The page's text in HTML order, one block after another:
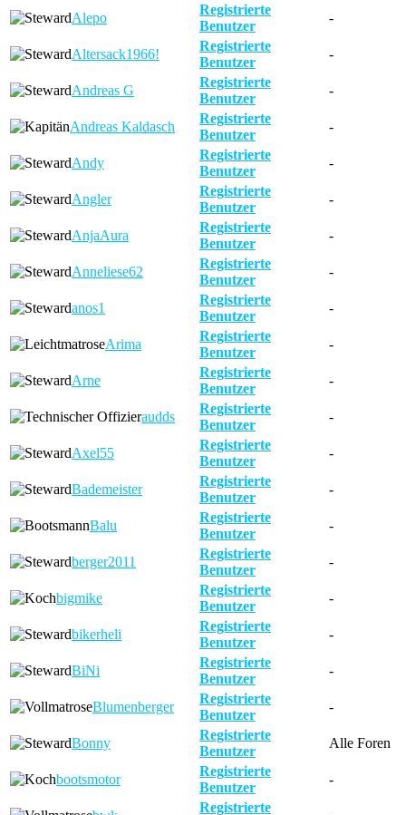
Alepo
Registrierte
Benutzer
-
Altersack1966!
Registrierte
Benutzer
-
Andreas G
Registrierte
Benutzer
-
Andreas Kaldasch
Registrierte
Benutzer
-
Andy
Registrierte
Benutzer
-
Angler
Registrierte
Benutzer
-
AnjaAura
Registrierte
Benutzer
-
Anneliese62
Registrierte
Benutzer
-
anos1
Registrierte
Benutzer
-
Arima
Registrierte
Benutzer
-
Arne
Registrierte
Benutzer
-
audds
Registrierte
Benutzer
-
Axel55
Registrierte
Benutzer
-
Bademeister
Registrierte
Benutzer
-
Balu
Registrierte
Benutzer
-
berger2011
Registrierte
Benutzer
-
bigmike
Registrierte
Benutzer
-
bikerheli
Registrierte
Benutzer
-
BiNi
Registrierte
Benutzer
-
Blumenberger
Registrierte
Benutzer
-
Bonny
Registrierte
Benutzer
Alle Foren
bootsmotor
Registrierte
Benutzer
-
Registrierte